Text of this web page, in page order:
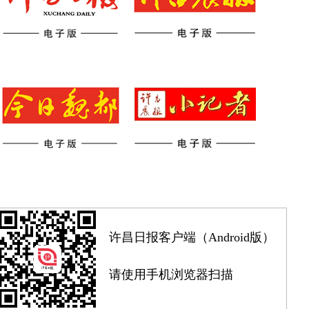
许昌日报客户端（Android版）
请使用手机浏览器扫描